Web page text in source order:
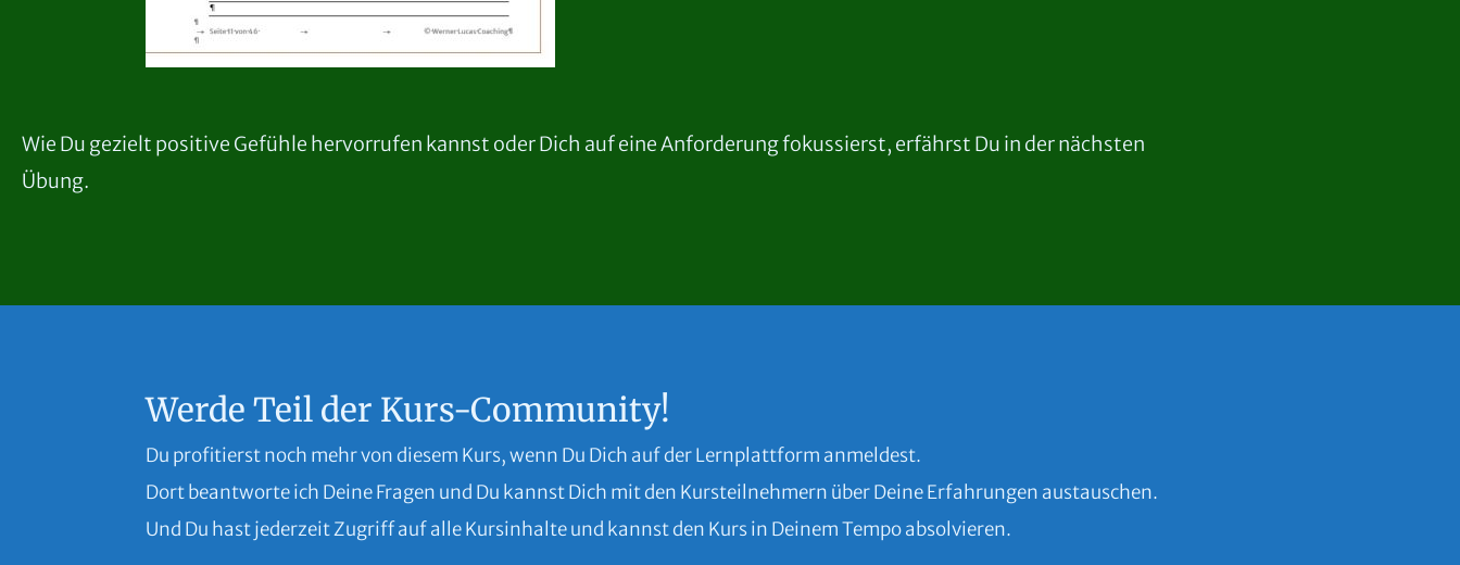
Wie Du gezielt positive Gefühle hervorrufen kannst oder Dich auf eine Anforderung fokussierst, erfährst Du in der nächsten
Übung.
Werde Teil der Kurs-Community!
Du profitierst noch mehr von diesem Kurs, wenn Du Dich auf der Lernplattform anmeldest.
Dort beantworte ich Deine Fragen und Du kannst Dich mit den Kursteilnehmern über Deine Erfahrungen austauschen.
Und Du hast jederzeit Zugriff auf alle Kursinhalte und kannst den Kurs in Deinem Tempo absolvieren.